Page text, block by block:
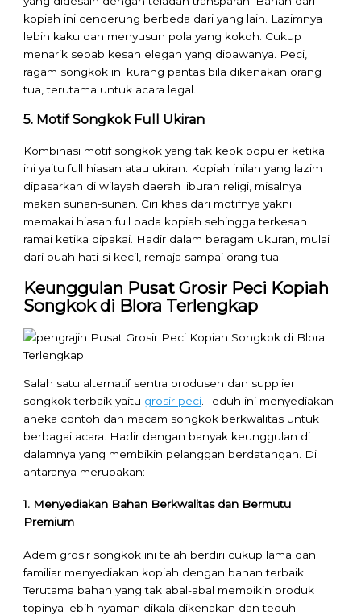
kopiah ini cenderung berbeda dari yang lain. Lazimnya
lebih kaku dan menyusun pola yang kokoh. Cukup
menarik sebab kesan elegan yang dibawanya. Peci,
ragam songkok ini kurang pantas bila dikenakan orang
tua, terutama untuk acara legal.
5. Motif Songkok Full Ukiran
Kombinasi motif songkok yang tak keok populer ketika
ini yaitu full hiasan atau ukiran. Kopiah inilah yang lazim
dipasarkan di wilayah daerah liburan religi, misalnya
makan sunan-sunan. Ciri khas dari motifnya yakni
memakai hiasan full pada kopiah sehingga terkesan
ramai ketika dipakai. Hadir dalam beragam ukuran, mulai
dari buah hati-si kecil, remaja sampai orang tua.
Keunggulan Pusat Grosir Peci Kopiah
Songkok di Blora Terlengkap
Salah satu alternatif sentra produsen dan supplier
songkok terbaik yaitu grosir peci. Teduh ini menyediakan
aneka contoh dan macam songkok berkwalitas untuk
berbagai acara. Hadir dengan banyak keunggulan di
dalamnya yang membikin pelanggan berdatangan. Di
antaranya merupakan:
1. Menyediakan Bahan Berkwalitas dan Bermutu
Premium
Adem grosir songkok ini telah berdiri cukup lama dan
familiar menyediakan kopiah dengan bahan terbaik.
Terutama bahan yang tak abal-abal membikin produk
topinya lebih nyaman dikala dikenakan dan teduh